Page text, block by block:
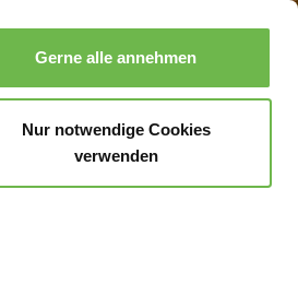
Gerne alle annehmen
Nur notwendige Cookies
verwenden
Buchen Menü